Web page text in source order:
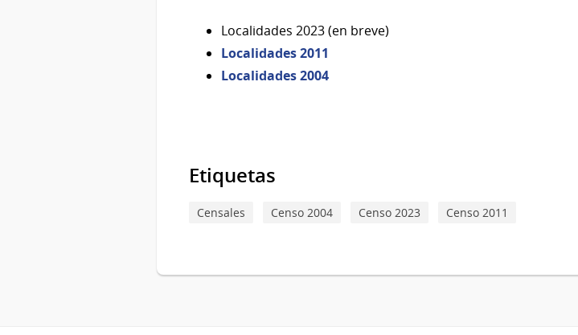
Localidades 2023 (en breve)
Localidades 2011
Localidades 2004
Etiquetas
Censales Censo 2004 Censo 2023 Censo 2011